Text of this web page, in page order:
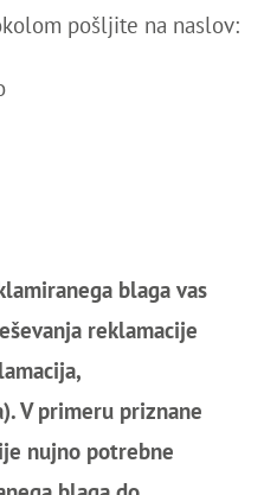
pošljite na naslov:
blaga vas
reklamacije
V primeru priznane
nujno potrebne